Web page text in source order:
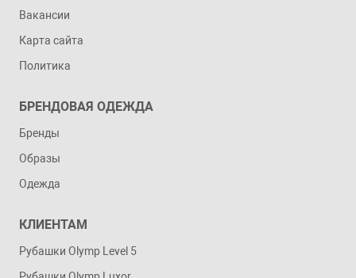
Вакансии
Карта сайта
Политика
БРЕНДОВАЯ ОДЕЖДА
Бренды
Образы
Одежда
КЛИЕНТАМ
Рубашки Olymp Level 5